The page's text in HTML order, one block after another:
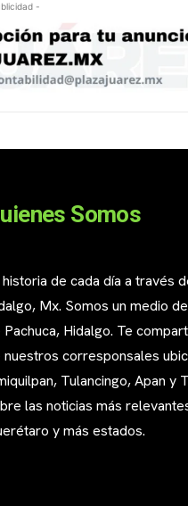
-
Somos
historia de cada día a través
Mx. Somos un medio
Pachuca, Hidalgo. Te
nuestros corresponsales
Tulancingo, Apan y
las noticias más
y más estados.